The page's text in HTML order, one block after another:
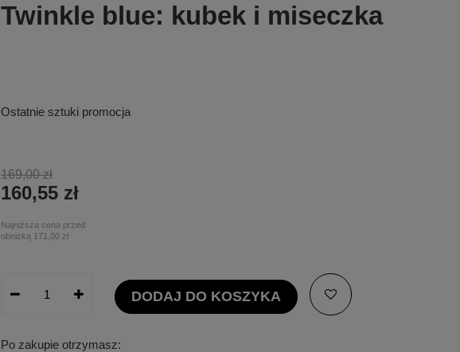
Twinkle blue: kubek i miseczka
Ostatnie sztuki promocja
169,00 zł
160,55 zł
Najniższa cena przed
obniżką 171,00 zł
DODAJ DO KOSZYKA
Po zakupie otrzymasz: